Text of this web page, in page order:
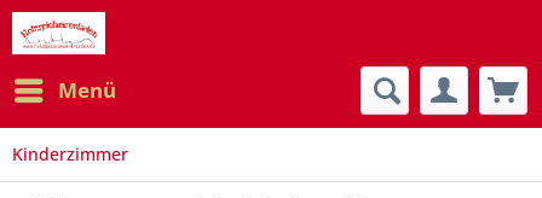
Menü
Kinderzimmer